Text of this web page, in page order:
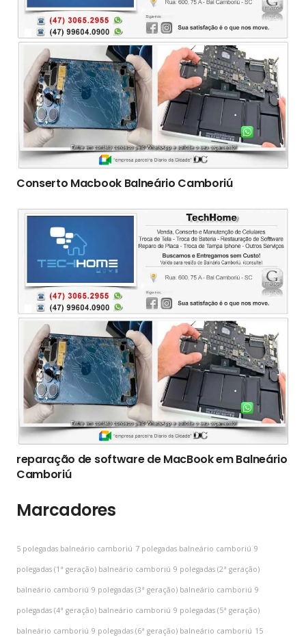
Conserto Macbook Balneário Camboriú
reparação de software de MacBook em Balneário
Camboriú
Marcadores
5 polegadas balneário camboriú 7 polegadas balneário camboriú 9
polegadas (1ª geração) balneário camboriú 9 polegadas (2ª geração)
balneário camboriú 9 polegadas (3ª geração) balneário camboriú 9
polegadas (4ª geração) balneário camboriú 9 polegadas (5ª geração)
balneário camboriú 9 polegadas (6ª geração) balneário camboriú 15